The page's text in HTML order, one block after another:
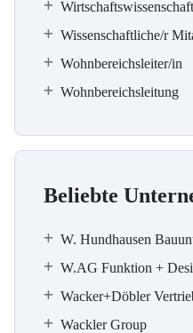
Wissenschaftliche/r
Wohnbereichsleiter/in
Wohnbereichsleitung
Beliebte
W. Hundhausen
W.AG Funktion +
Wacker+Döbler
Wackler Group